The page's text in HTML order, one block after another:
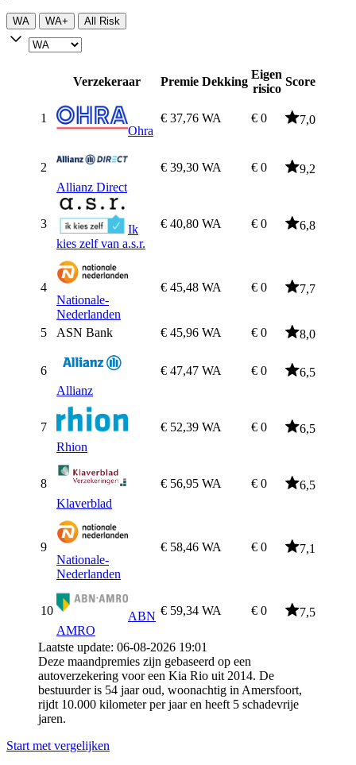
WA WA+ All Risk
Verzekeraar Premie Dekking
Eigen
risico
Score
1
Ohra
€ 37,76 WA € 0 7,0
2
Allianz Direct
€ 39,30 WA € 0 9,2
3
Ik
kies zelf van a.s.r.
€ 40,80 WA € 0 6,8
4
Nationale-
Nederlanden
€ 45,48 WA € 0 7,7
5 ASN Bank € 45,96 WA € 0 8,0
6
Allianz
€ 47,47 WA € 0 6,5
7
Rhion
€ 52,39 WA € 0 6,5
8
Klaverblad
€ 56,95 WA € 0 6,5
9
Nationale-
Nederlanden
€ 58,46 WA € 0 7,1
10
ABN
AMRO
€ 59,34 WA € 0 7,5
Laatste update: 06-08-2026 19:01
Deze maandpremies zijn gebaseerd op een
autoverzekering voor een Kia Rio uit 2014. De
bestuurder is 54 jaar oud, woonachtig in Amersfoort,
rijdt 10.000 kilometer per jaar en heeft 5 schadevrije
jaren.
Start met vergelijken